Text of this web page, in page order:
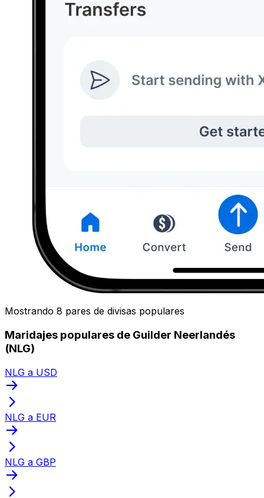
Mostrando 8 pares de divisas populares
Maridajes populares de Guilder Neerlandés
(NLG)
NLG a USD
NLG a EUR
NLG a GBP